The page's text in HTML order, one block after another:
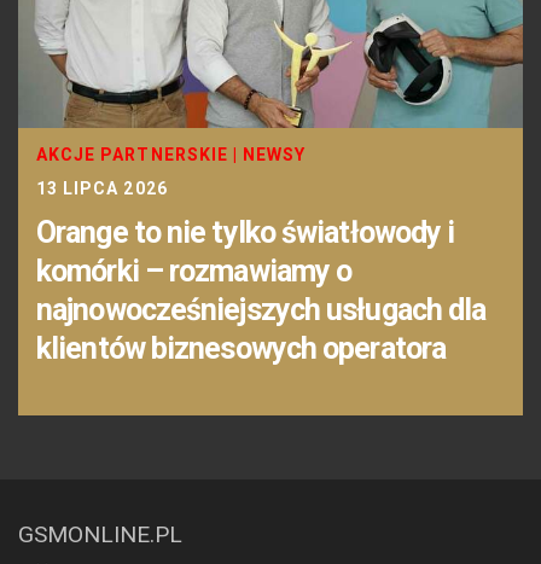
AKCJE PARTNERSKIE
NEWSY
13 LIPCA 2026
Orange to nie tylko światłowody i
komórki – rozmawiamy o
najnowocześniejszych usługach dla
klientów biznesowych operatora
GSMONLINE.PL